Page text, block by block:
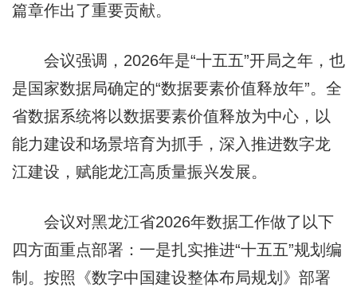
篇章作出了重要贡献。
会议强调，2026年是“十五五”开局之年，也
是国家数据局确定的“数据要素价值释放年”。全
省数据系统将以数据要素价值释放为中心，以
能力建设和场景培育为抓手，深入推进数字龙
江建设，赋能龙江高质量振兴发展。
会议对黑龙江省2026年数据工作做了以下
四方面重点部署：一是扎实推进“十五五”规划编
制。按照《数字中国建设整体布局规划》部署